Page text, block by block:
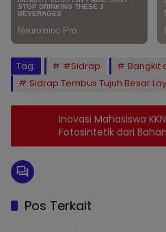
Tag: #Sidrap
Bangkit
Sidrap Tembus Tujuh Besar
Inovasi Mahasiswa
Fotosintetik dari
untuk Tanaman dan
Pos Terkait
SIDRAP